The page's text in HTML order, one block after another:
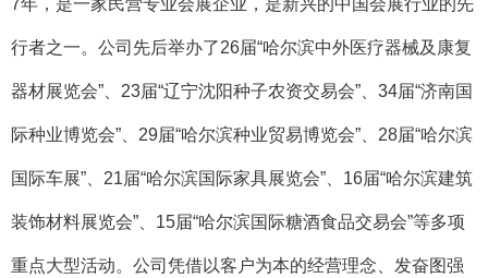
7年，是一家民营专业会展企业，是新兴的中国会展行业的先
行者之一。公司先后举办了26届“哈尔滨中外医疗器械及康复
器材展览会”、23届“辽宁沈阳种子农资交易会”、34届“济南国
际种业博览会”、29届“哈尔滨种业贸易博览会”、28届“哈尔滨
国际车展”、21届“哈尔滨国际家具展览会”、16届“哈尔滨建筑
装饰材料展览会”、15届“哈尔滨国际糖酒食品交易会”等多项
重点大型活动。公司凭借以客户为本的经营理念、发奋图强